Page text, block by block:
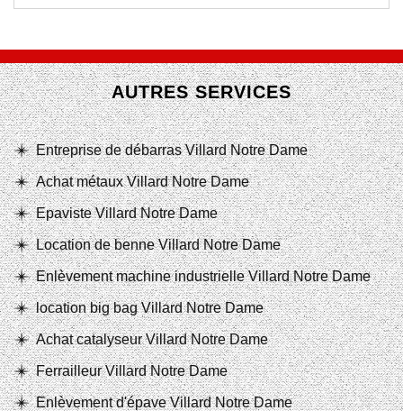
AUTRES SERVICES
Entreprise de débarras Villard Notre Dame
Achat métaux Villard Notre Dame
Epaviste Villard Notre Dame
Location de benne Villard Notre Dame
Enlèvement machine industrielle Villard Notre Dame
location big bag Villard Notre Dame
Achat catalyseur Villard Notre Dame
Ferrailleur Villard Notre Dame
Enlèvement d'épave Villard Notre Dame